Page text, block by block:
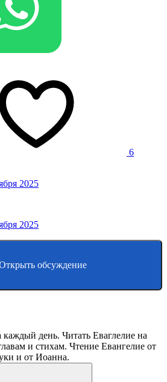
6
2025
2025
обсуждение
каждый день. Читать Еваглелие на
и стихам. Чтение Евангелие от
и от Иоанна.